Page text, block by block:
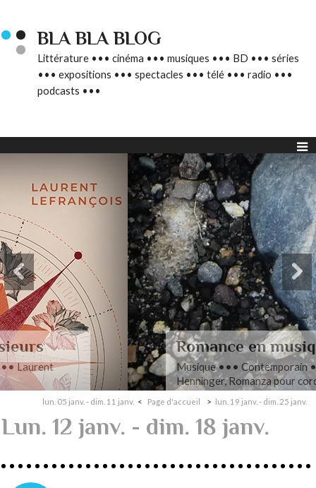
BLA BLA BLOG
Littérature ••• cinéma ••• musiques ••• BD ••• séries
••• expositions ••• spectacles ••• télé ••• radio •••
podcasts •••
Romance en musique
Musique ••• Contemporain ••• Nathan
Henninger, Romanza pour cordes
lun. 05 janv. - dim. 11 janv. Page d'accueil lun. 19 janv. - dim. 25 janv.
Lun. 12 janv. - dim. 18 janv.